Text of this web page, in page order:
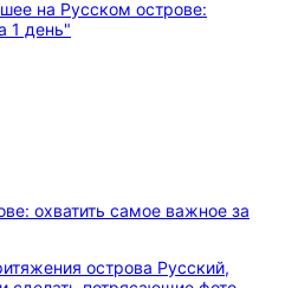
охватить самое важное за
острова Русский,